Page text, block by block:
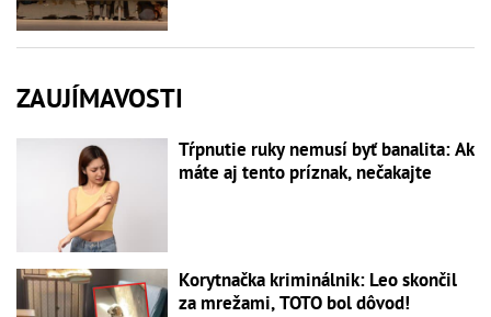
ZAUJÍMAVOSTI
Tŕpnutie ruky nemusí byť banalita: Ak
máte aj tento príznak, nečakajte
Korytnačka kriminálnik: Leo skončil
za mrežami, TOTO bol dôvod!